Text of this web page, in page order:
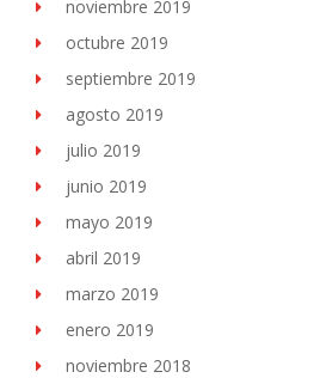
noviembre 2019
octubre 2019
septiembre 2019
agosto 2019
julio 2019
junio 2019
mayo 2019
abril 2019
marzo 2019
enero 2019
noviembre 2018